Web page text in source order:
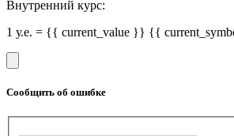
Внутренний курс:
1 у.е. = {{ current_value }} {{
Сообщить об ошибке